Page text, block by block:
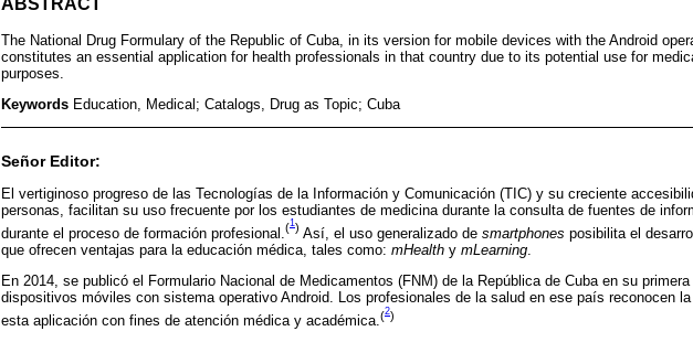
ABSTRACT
The National Drug Formulary of the Republic of Cuba, in its version for mobile devices with the Android
constitutes an essential application for health professionals in that country due to its potential use for
purposes.
Keywords Education, Medical; Catalogs, Drug as Topic; Cuba
Señor Editor:
El vertiginoso progreso de las Tecnologías de la Información y Comunicación (TIC) y su creciente
personas, facilitan su uso frecuente por los estudiantes de medicina durante la consulta de fuentes de
durante el proceso de formación profesional. (1) Así, el uso generalizado de smartphones posibilita el
que ofrecen ventajas para la educación médica, tales como: mHealth y mLearning
En 2014, se publicó el Formulario Nacional de Medicamentos (FNM) de la República de Cuba en su
dispositivos móviles con sistema operativo Android. Los profesionales de la salud en ese país reconocen
esta aplicación con fines de atención médica y académica. (2)